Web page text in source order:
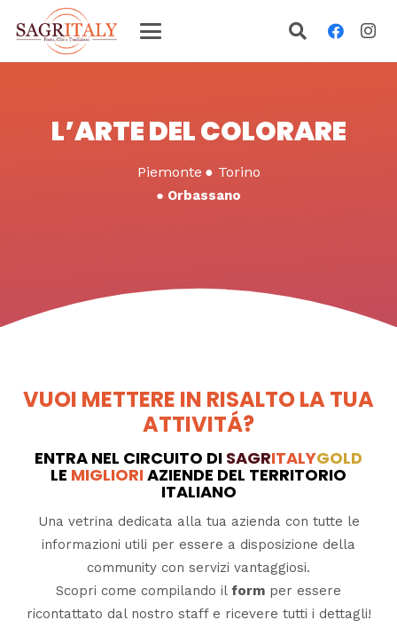
L’ARTE DEL COLORARE
Piemonte ● Torino
● Orbassano
VUOI METTERE IN RISALTO LA TUA
ATTIVITÁ?
ENTRA NEL CIRCUITO DI SAGRITALYGOLD
LE MIGLIORIAZIENDE DEL TERRITORIO
ITALIANO
Una vetrina dedicata alla tua azienda con tutte le
informazioni utili per essere a disposizione della
community con servizi vantaggiosi.
Scopri come compilando il form per essere
ricontattato dal nostro staff e ricevere tutti i dettagli!